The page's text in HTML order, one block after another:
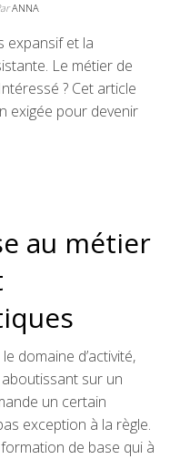
ANNA
expansif et la
Le métier de
? Cet article
exigée pour devenir
au métier
domaine d’activité,
sur un
un certain
exception à la règle.
de base qui à